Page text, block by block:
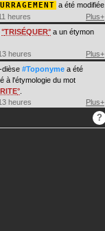
a été modifiée.
heures
Plus+
TRISÉQUER a un étymon
heures
Plus+
dièse #Toponyme a été
à l'étymologie du mot
heures
Plus+
?